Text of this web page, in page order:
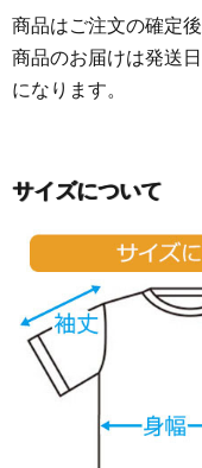
商品はご注文の確定
商品のお届けは発送
になります。
サイズについて